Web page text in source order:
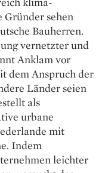
Gründer sehen
­Bauherren.
vernetzter und
Anklam vor
dem Anspruch der
Länder ­seien
als
urbane
mit
Indem
leichter